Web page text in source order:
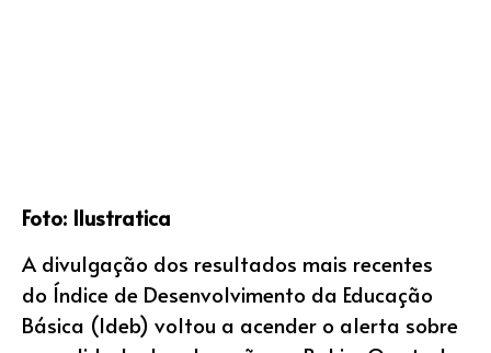
Foto: Ilustratica
A divulgação dos resultados mais recentes
do Índice de Desenvolvimento da Educação
Básica (Ideb) voltou a acender o alerta sobre